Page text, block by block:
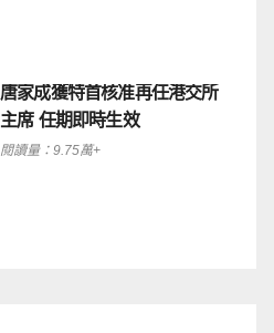
唐家成獲特首核准再任港交所
主席 任期即時生效
閱讀量：9.75萬+